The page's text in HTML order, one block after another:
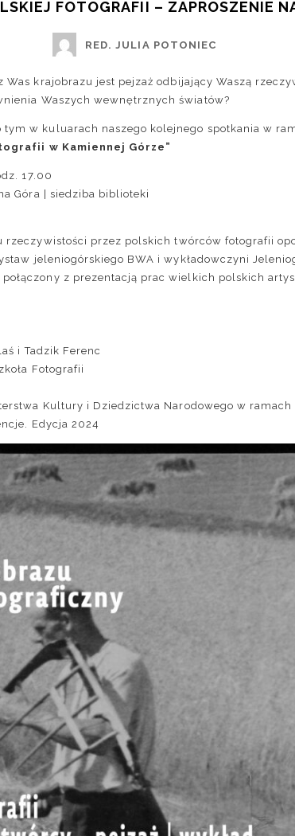
FOTOGRAFII – ZAPROSZENIE
RED. JULIA POTONIEC
krajobrazu jest pejzaż odbijający Waszą
Waszych wewnętrznych światów?
w kuluarach naszego kolejnego spotkania w
w Kamiennej Górze ”
17.00
Góra | siedziba biblioteki
rzeczywistości przez polskich twórców fotografii
jeleniogórskiego BWA i wykładowczyni
połączony z prezentacją prac wielkich polskich
iTadzik Ferenc
Fotografii
Kultury i Dziedzictwa Narodowego w ramach
Edycja 2024